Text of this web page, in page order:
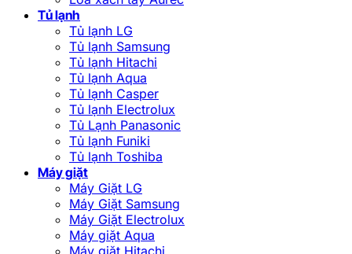
Tủ lạnh
Tủ lạnh LG
Tủ lạnh Samsung
Tủ lạnh Hitachi
Tủ lạnh Aqua
Tủ lạnh Casper
Tủ lạnh Electrolux
Tủ Lạnh Panasonic
Tủ lạnh Funiki
Tủ lạnh Toshiba
Máy giặt
Máy Giặt LG
Máy Giặt Samsung
Máy Giặt Electrolux
Máy giặt Aqua
Máy giặt Hitachi